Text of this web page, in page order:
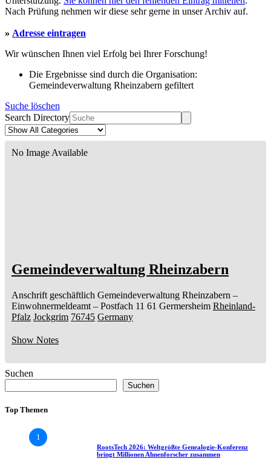
Nach Prüfung nehmen wir diese sehr gerne in unser Archiv auf.
» Adresse eintragen
Wir wünschen Ihnen viel Erfolg bei Ihrer Forschung!
Die Ergebnisse sind durch die Organisation:
Gemeindeverwaltung Rheinzabern gefiltert
Suche löschen
Search Directory
No Image Available
Gemeindeverwaltung Rheinzabern
Anschrift geschäftlich Gemeindeverwaltung Rheinzabern –
Einwohnermeldeamt – Postfach 11 61 Germersheim Rheinland-
Pfalz Jockgrim 76745 Germany
Show Notes
Suchen
Suchen
Top Themen
1
RootsTech 2026: Weltgrößte Genealogie-Konferenz
bringt Millionen Ahnenforscher zusammen